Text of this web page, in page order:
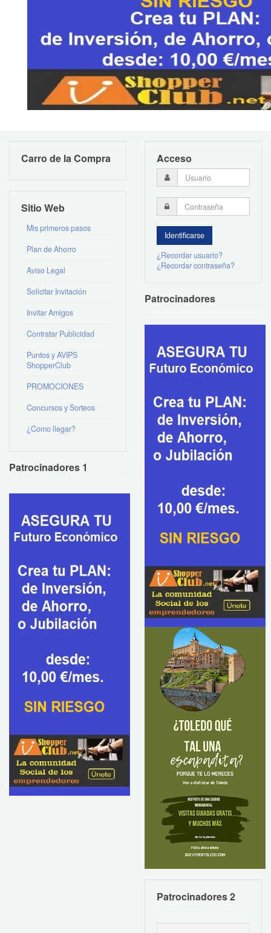
Carro de la Compra
Sitio Web
Mis primeros pasos
Plan de Ahorro
Aviso Legal
Solicitar Invitación
Invitar Amigos
Contratar Publicidad
Puntos y AVIPS
ShopperClub
PROMOCIONES
Concursos y Sorteos
¿Como llegar?
Patrocinadores 1
Acceso
¿Recordar usuario?
¿Recordar contraseña?
Patrocinadores
Patrocinadores 2